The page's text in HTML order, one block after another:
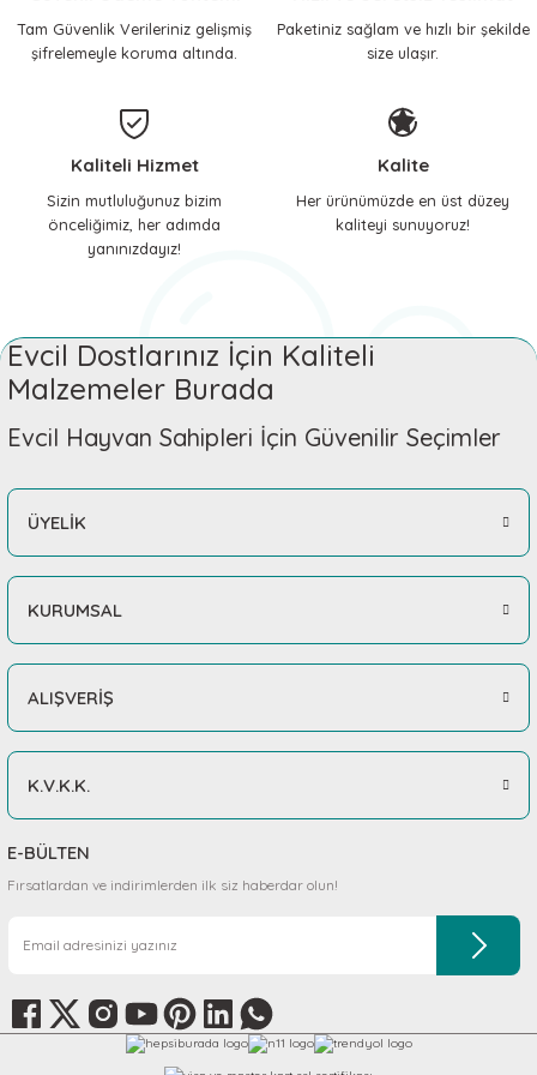
ve Soğutucu Matlar
Tam Güvenlik Verileriniz gelişmiş
şifrelemeyle koruma altında.
Paketiniz sağlam ve hızlı bir şekilde
size ulaşır.
Kaliteli Hizmet
Sizin mutluluğunuz bizim
önceliğimiz, her adımda
yanınızdayız!
Kalite
Her ürünümüzde en üst düzey
kaliteyi sunuyoruz!
Evcil Dostlarınız İçin Kaliteli
Malzemeler Burada
Evcil Hayvan Sahipleri İçin Güvenilir Seçimler
ÜYELİK
KURUMSAL
ALIŞVERİŞ
K.V.K.K.
E-BÜLTEN
Fırsatlardan ve indirimlerden ilk siz haberdar olun!